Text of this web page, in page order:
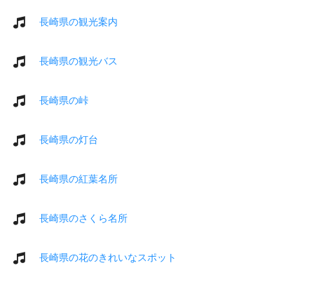
長崎県の観光案内
長崎県の観光バス
長崎県の峠
長崎県の灯台
長崎県の紅葉名所
長崎県のさくら名所
長崎県の花のきれいなスポット